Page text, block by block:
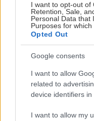
I want to opt-out of
Retention, Sale,
Personal Data that
Purposes for which
Opted Out
Google consents
I want to allow
related to
device identifiers in
I want to allow my